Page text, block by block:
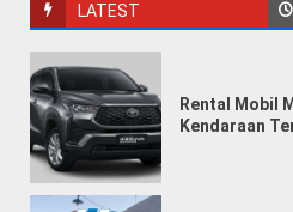
Info Terbaru Layanan
LATEST
Rental Mobil
Kendaraan